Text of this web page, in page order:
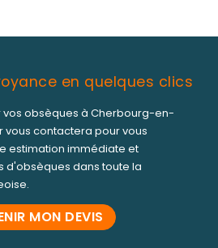
en quelques clics
vos obsèques à Cherbourg-en-
vous contactera pour vous
estimation immédiate et
d'obsèques dans toute la
MON DEVIS